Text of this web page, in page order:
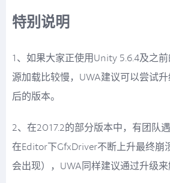
特别说明
1、如果大家正使用Unity 5.6.4及之
源加载比较慢，UWA建议可以尝试
后的版本。
2、在2017.2的部分版本中，有团队遇
在Editor下GfxDriver不断上升最终崩
会出现），UWA同样建议通过升级来